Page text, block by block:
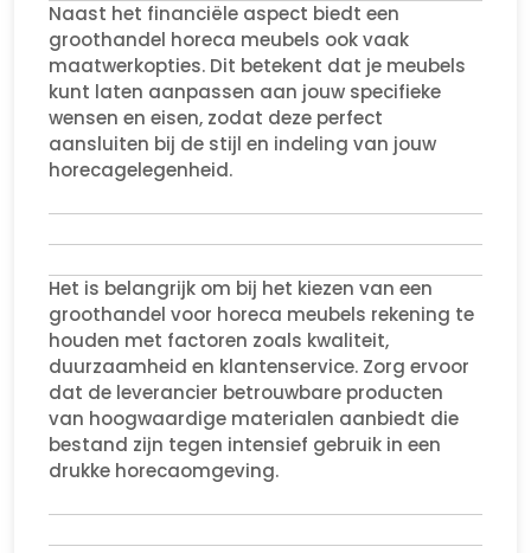
Naast het financiële aspect biedt een
groothandel horeca meubels ook vaak
maatwerkopties. Dit betekent dat je meubels
kunt laten aanpassen aan jouw specifieke
wensen en eisen, zodat deze perfect
aansluiten bij de stijl en indeling van jouw
horecagelegenheid.
Het is belangrijk om bij het kiezen van een
groothandel voor horeca meubels rekening te
houden met factoren zoals kwaliteit,
duurzaamheid en klantenservice. Zorg ervoor
dat de leverancier betrouwbare producten
van hoogwaardige materialen aanbiedt die
bestand zijn tegen intensief gebruik in een
drukke horecaomgeving.